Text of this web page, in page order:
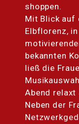
shoppen.
Mit Blick auf
Elbflorenz,
bekannten
ließ die
Abend relaxt
Neben der